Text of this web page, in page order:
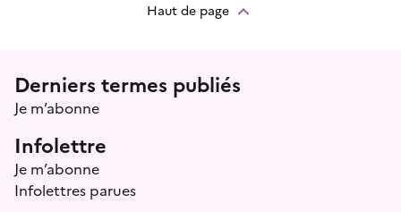
Haut de page
Menu prefooter
Derniers termes publiés
Je m’abonne
Infolettre
Je m’abonne
Infolettres parues